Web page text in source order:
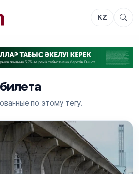
KZ
по этому тегу.